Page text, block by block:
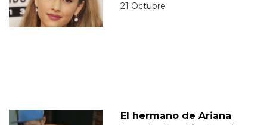
21 Octubre
El hermano de Ariana